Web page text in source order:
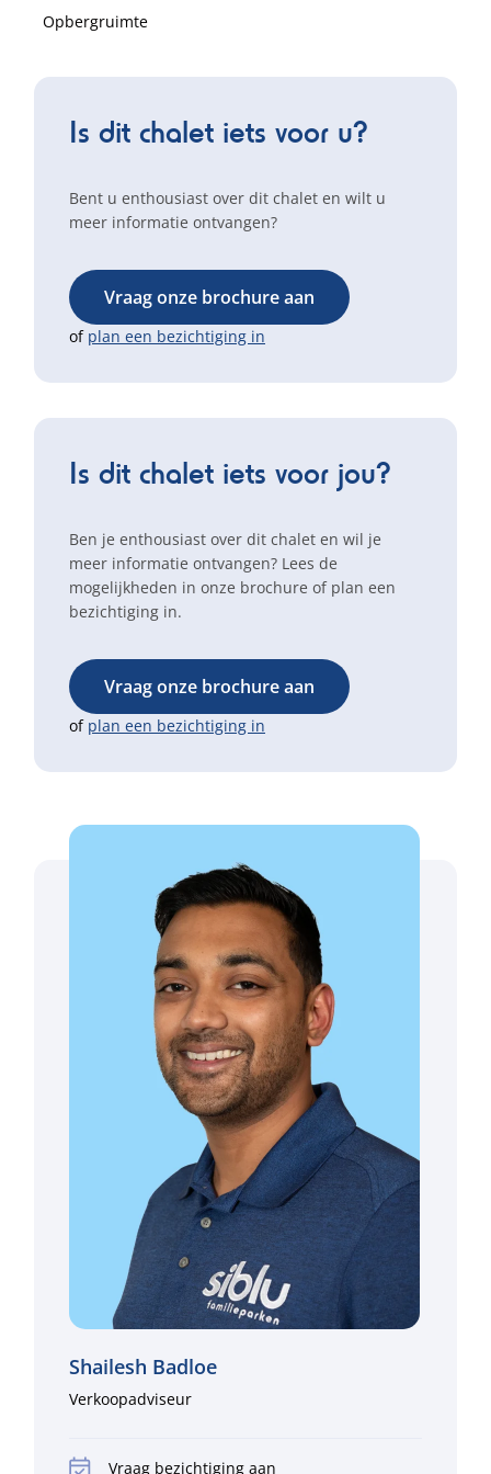
Opbergruimte
Is dit chalet iets voor u?
Bent u enthousiast over dit chalet en wilt u
meer informatie ontvangen?
Vraag onze brochure aan
of plan een bezichtiging in
Is dit chalet iets voor jou?
Ben je enthousiast over dit chalet en wil je
meer informatie ontvangen? Lees de
mogelijkheden in onze brochure of plan een
bezichtiging in.
Vraag onze brochure aan
of plan een bezichtiging in
Shailesh Badloe
Verkoopadviseur
Vraag bezichtiging aan